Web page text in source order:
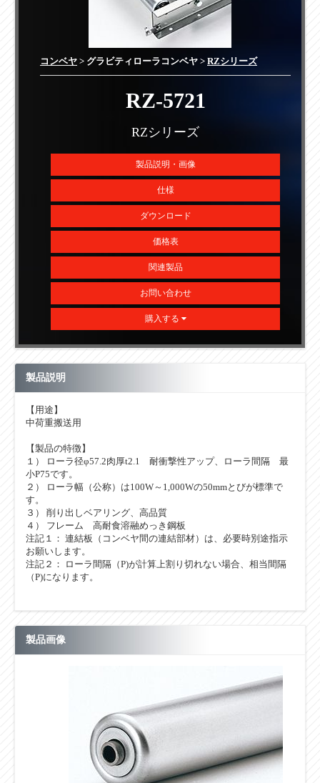
コンベヤ > グラビティローラコンベヤ > RZシリーズ
RZ-5721
RZシリーズ
製品説明・画像
仕様
ダウンロード
価格表
関連製品
お問い合わせ
購入する
製品説明
【用途】
中荷重搬送用
【製品の特徴】
１） ローラ径φ57.2肉厚t2.1 耐衝撃性アップ、ローラ間隔 最
小P75です。
２） ローラ幅（公称）は100W～1,000Wの50mmとびが標準で
す。
３） 削り出しベアリング、高品質
４） フレーム 高耐食溶融めっき鋼板
注記１： 連結板（コンベヤ間の連結部材）は、必要時別途指示
お願いします。
注記２： ローラ間隔（P)が計算上割り切れない場合、相当間隔
（P)になります。
製品画像